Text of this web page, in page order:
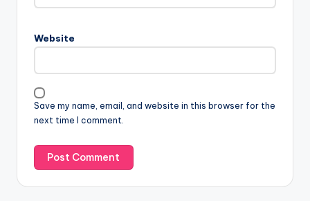
Website
Save my name, email, and website in this browser for the
next time I comment.